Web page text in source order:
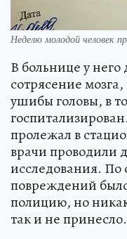
Неделю молодой человек
В больнице у
сотрясение
ушибы головы, в
пролежал в
врачи проводили
исследования. По
повреждений
полицию, но
так и не принесло.